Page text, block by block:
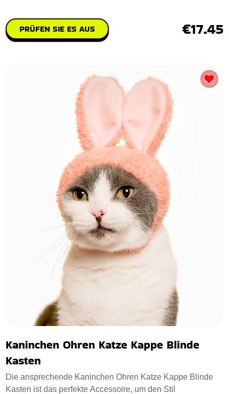
PRÜFEN SIE ES AUS €17.45
Kaninchen Ohren Katze Kappe Blinde
Kasten
Die ansprechende Kaninchen Ohren Katze Kappe Blinde
Kasten ist das perfekte Accessoire, um den Stil